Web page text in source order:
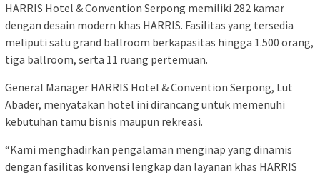
HARRIS Hotel & Convention Serpong memiliki 282 kamar
dengan desain modern khas HARRIS. Fasilitas yang tersedia
meliputi satu grand ballroom berkapasitas hingga 1.500 orang,
tiga ballroom, serta 11 ruang pertemuan.
General Manager HARRIS Hotel & Convention Serpong, Lut
Abader, menyatakan hotel ini dirancang untuk memenuhi
kebutuhan tamu bisnis maupun rekreasi.
“Kami menghadirkan pengalaman menginap yang dinamis
dengan fasilitas konvensi lengkap dan layanan khas HARRIS